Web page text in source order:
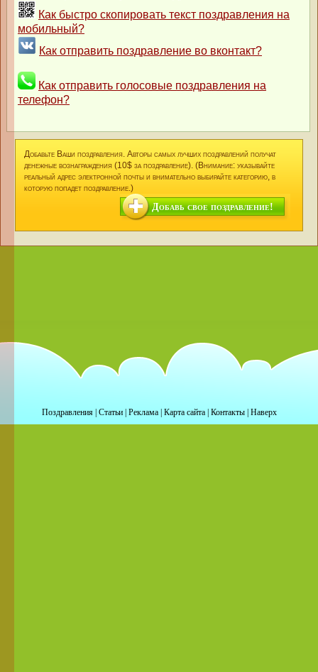
Как быстро скопировать текст поздравления на
мобильный?
Как отправить поздравление во вконтакт?
Как отправить голосовые поздравления на
телефон?
Добавьте Ваши поздравления. Авторы самых лучших поздравлений получат
денежные вознаграждения (10$ за поздравление). (Внимание: указывайте
реальный адрес электронной почты и внимательно выбирайте категорию, в
которую попадет поздравление.)
Добавь свое поздравление!
Поздравления| Статьи| Реклама| Карта сайта| Контакты| Наверх